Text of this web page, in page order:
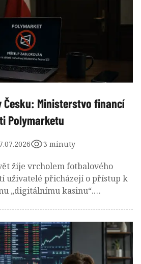
Česku: Ministerstvo financí
Polymarketu
3 minuty
žije vrcholem fotbalového
uživatelé přicházejí o přístup k
„digitálnímu kasinu“.